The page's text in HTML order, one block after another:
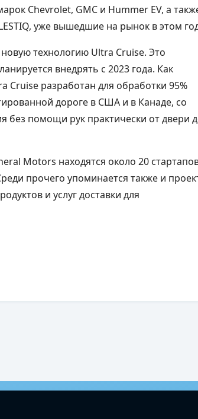
Chevrolet, GMC и Hummer EV, а
уже вышедшие на рынок в этом
технологию Ultra Cruise. Это
внедрять с 2023 года. Как
Cruise разработан для обработки 95%
дороге в США и в Канаде, со
без помощи рук практически от двери
Motors находятся около 20
прочего упоминается также и
и услуг доставки для